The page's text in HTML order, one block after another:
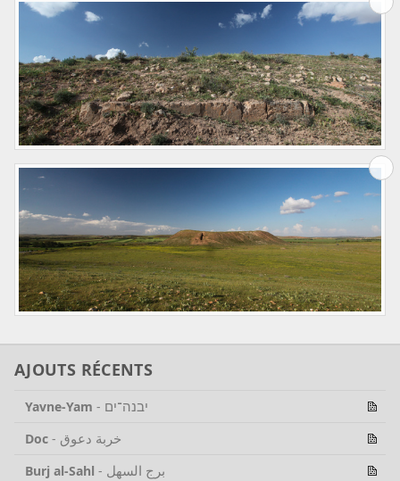
AJOUTS RÉCENTS
Yavne-Yam - יבנה־ים
Doc - خربة دعوق
Burj al-Sahl - برج السهل